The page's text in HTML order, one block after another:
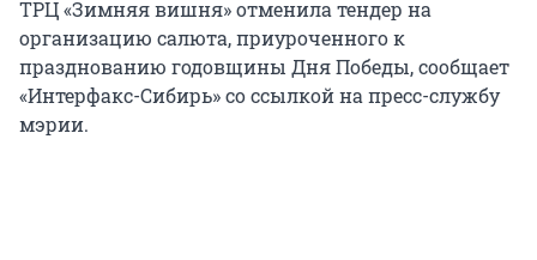
ТРЦ «Зимняя вишня» отменила тендер на
организацию салюта, приуроченного к
празднованию годовщины Дня Победы, сообщает
«Интерфакс-Сибирь» со ссылкой на пресс-службу
мэрии.